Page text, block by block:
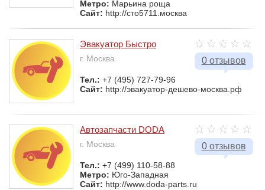
Метро: Марьина роща
Сайт: http://сто5711.москва
0 отзывов
Эвакуатор Быстро
г. Москва
Тел.: +7 (495) 727-79-96
Сайт: http://эвакуатор-дешево-москва.рф
0 отзывов
Автозапчасти DODA
г. Москва
Тел.: +7 (499) 110-58-88
Метро: Юго-Западная
Сайт: http://www.doda-parts.ru